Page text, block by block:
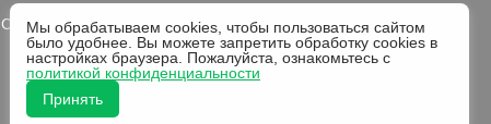
Схема проезда
Мы обрабатываем cookies, чтобы пользоваться сайтом
было удобнее. Вы можете запретить обработку cookies в
настройках браузера. Пожалуйста, ознакомьтесь с
политикой конфиденциальности
Принять